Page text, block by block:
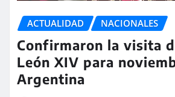
ACTUALIDAD NACIONALES
Confirmaron la visita
León XIV para
Argentina